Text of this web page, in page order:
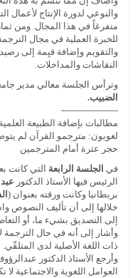
متفرغاً في هذا المجال. ومن
للخبرة العملية في مجال
والتقويم وإضافة قيِمة إلى
النقاشات والمداخلات.
وترأس الجلسة معالي مدير
الضبيب.
--------------------
مطالبات بإضافة الطبيعة
لغويون: مترجمو القرآن لم
حجر عثرة أمام المترجمين
في الجلسة الرابعة التي كانت
الرئيس فيها الأستاذ الدكتور
بريطانيا وكانت ورقته بعنوان (
خلالها إلى أن تأليف النصوص
إلى التصديق بشيء ما، أو
وأشار إلى أنه في حال
ذات اللغة الأصلية لدى المتلقّي.
وأرجع الأستاذ الدكتور
العوامل اللغوية والاجتماعية